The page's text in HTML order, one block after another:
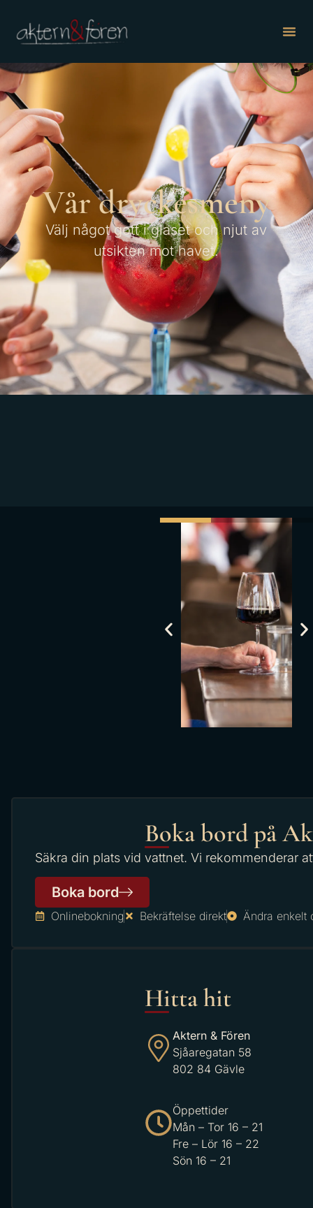
Vår dryckesmeny
Välj något gott i glaset och njut av
utsikten mot havet.
Boka bord på
Säkra din plats vid vattnet. Vi rekommenderar
Boka bord
Onlinebokning Bekräftelse direkt Ändra enkelt
Hitta hit
Aktern & Fören
Sjåaregatan 58
802 84 Gävle
Öppettider
Mån – Tor 16 – 21
Fre – Lör 16 – 22
Sön 16 – 21